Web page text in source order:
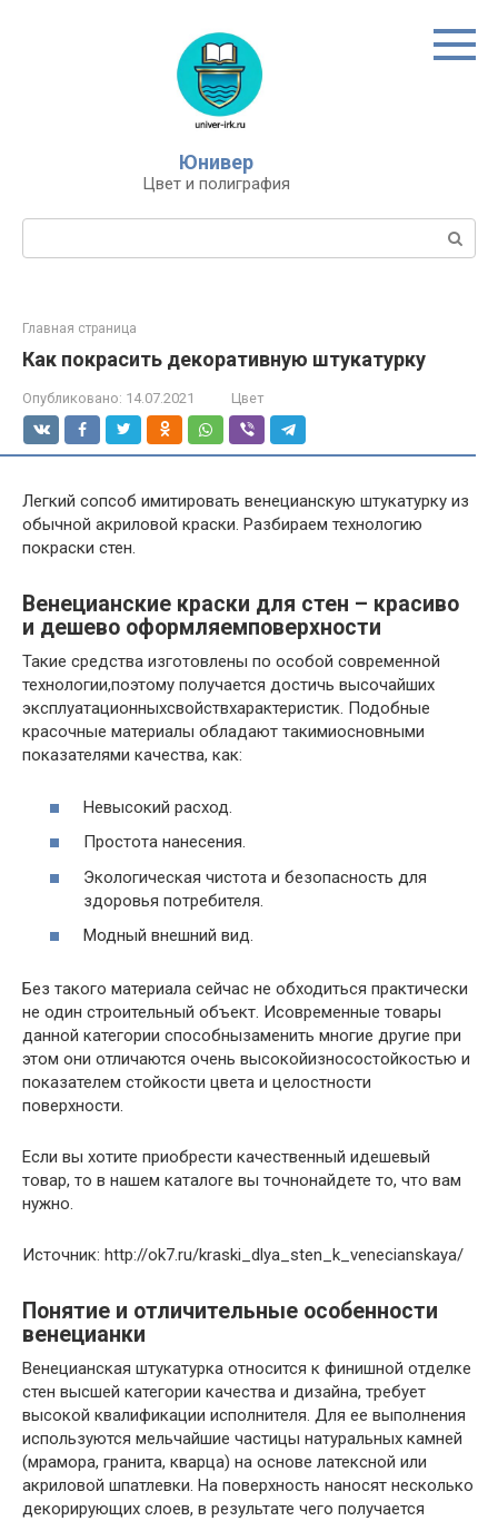
Юнивер
Цвет и полиграфия
Главная страница
Как покрасить декоративную штукатурку
Опубликовано: 14.07.2021 Цвет
Легкий сопсоб имитировать венецианскую штукатурку из
обычной акриловой краски. Разбираем технологию
покраски стен.
Венецианские краски для стен – красиво
и дешево оформляемповерхности
Такие средства изготовлены по особой современной
технологии,поэтому получается достичь высочайших
эксплуатационныхсвойствхарактеристик. Подобные
красочные материалы обладают такимиосновными
показателями качества, как:
Невысокий расход.
Простота нанесения.
Экологическая чистота и безопасность для
здоровья потребителя.
Модный внешний вид.
Без такого материала сейчас не обходиться практически
не один строительный объект. Исовременные товары
данной категории способнызаменить многие другие при
этом они отличаются очень высокойизносостойкостью и
показателем стойкости цвета и целостности
поверхности.
Если вы хотите приобрести качественный идешевый
товар, то в нашем каталоге вы точнонайдете то, что вам
нужно.
Источник: http://ok7.ru/kraski_dlya_sten_k_venecianskaya/
Понятие и отличительные особенности
венецианки
Венецианская штукатурка относится к финишной отделке
стен высшей категории качества и дизайна, требует
высокой квалификации исполнителя. Для ее выполнения
используются мельчайшие частицы натуральных камней
(мрамора, гранита, кварца) на основе латексной или
акриловой шпатлевки. На поверхность наносят несколько
декорирующих слоев, в результате чего получается